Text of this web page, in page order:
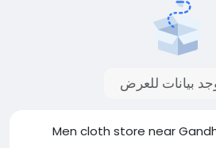
Men cloth store near
بيانات للعرض